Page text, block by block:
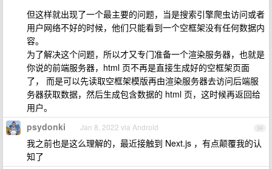
但这样就出现了一个最主要的问题，当是搜索引擎爬虫访问或者
用户网络不好的时候，他们只能看到一个空框架没有任何数据内
容。
为了解决这个问题，所以才又专门准备一个渲染服务器，也就是
你说的前端服务器，html 页不再是直接生成好的空框架页面
了， 而是可以先读取空框架模版再由渲染服务器去访问后端服
务器获取数据，然后生成包含数据的 html 页，这时候再返回给
用户。
34
psydonki Jan 8, 2022 via Android
我之前也是这么理解的，最近接触到 Next.js ，有点颠覆我的认
知了